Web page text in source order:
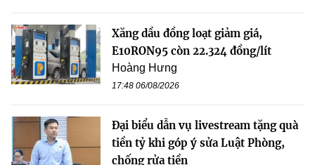
Xăng dầu đồng loạt giảm giá,
E10RON95 còn 22.324 đồng/lít
Hoàng Hưng
17:48 06/08/2026
Đại biểu dẫn vụ livestream tặng quà
tiền tỷ khi góp ý sửa Luật Phòng,
chống rửa tiền